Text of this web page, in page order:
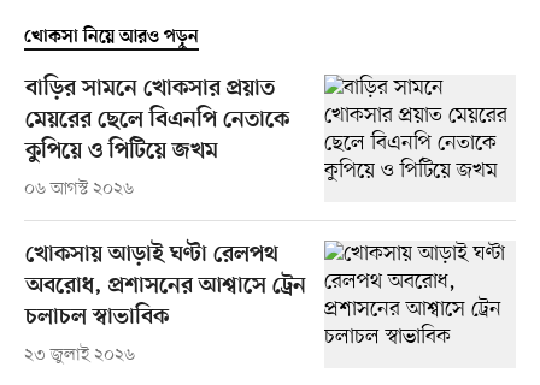
খোকসা নিয়ে আরও পড়ুন
বাড়ির সামনে খোকসার প্রয়াত
মেয়রের ছেলে বিএনপি নেতাকে
কুপিয়ে ও পিটিয়ে জখম
০৬ আগস্ট ২০২৬
খোকসায় আড়াই ঘণ্টা রেলপথ
অবরোধ, প্রশাসনের আশ্বাসে ট্রেন
চলাচল স্বাভাবিক
২৩ জুলাই ২০২৬